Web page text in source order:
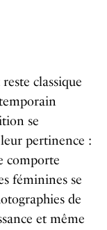
classique
se
pertinence :
comporte
féminines se
de
et même